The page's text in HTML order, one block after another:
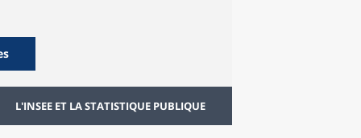
L'INSEE ET LA STATISTIQUE PUBLIQUE